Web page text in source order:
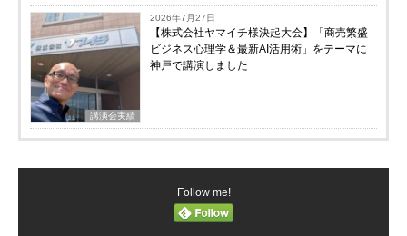
講演会実績
2026年7月27日
【株式会社ヤマイチ様決起大会】「商売繁盛
ビジネス心理学＆最新AI活用術」をテーマに
神戸で講演しました
Follow me!